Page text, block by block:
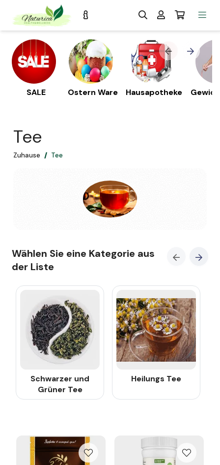
SALE Ostern Ware Hausapotheke
Tee
Zuhause Tee
Wählen Sie eine Kategorie aus
der Liste
Schwarzer und
Grüner Tee
Heilungs Tee